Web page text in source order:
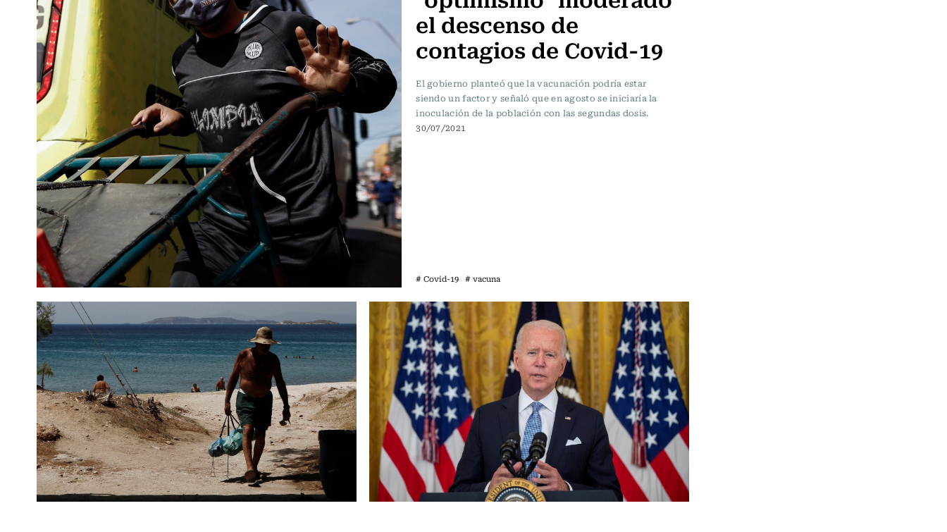
el descenso de
contagios de Covid-19
El gobierno planteó que la vacunación podría estar
siendo un factor y señaló que en agosto se iniciaría la
inoculación de la población con las segundas dosis.
30/07/2021
# Covid-19 # vacuna